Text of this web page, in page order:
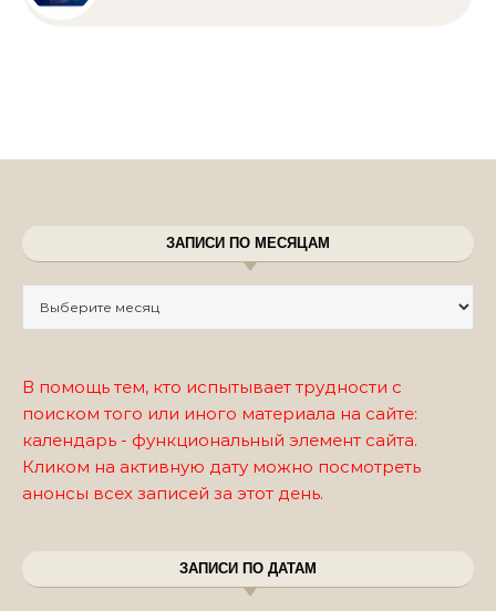
ЗАПИСИ ПО МЕСЯЦАМ
В помощь тем, кто испытывает трудности с
поиском того или иного материала на сайте:
календарь - функциональный элемент сайта.
Кликом на активную дату можно посмотреть
анонсы всех записей за этот день.
ЗАПИСИ ПО ДАТАМ